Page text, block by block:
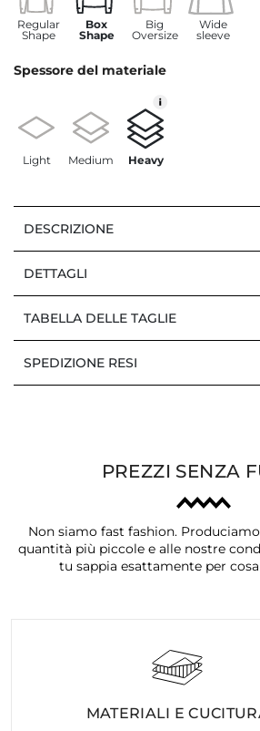
Regular
Shape
Box
Shape
Big
Oversize
Wide
sleeve
Spessore del materiale
Light Medium Heavy
DESCRIZIONE
DETTAGLI
TABELLA DELLE TAGLIE
SPEDIZIONE RESI
PREZZI SENZA
Non siamo fast fashion.
quantità più piccole e alle nostre
tu sappia esattamente per
MATERIALI E